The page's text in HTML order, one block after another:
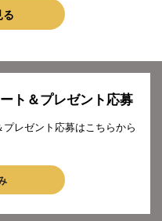
る
ト＆プレゼント応募
プレゼント応募はこちらから